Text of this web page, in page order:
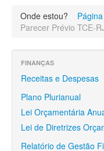
Planos Municipais
Finanças
Funcionalismo
Licitações e Contratos
Legislação
Convênios
Onde estou?
Parecer Prévio TCE-
FINANÇAS
Receitas e Despesas
Plano Plurianual
Lei Orçamentária
Lei de Diretrizes
Relatório de Gestão